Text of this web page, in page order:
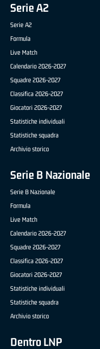
Serie A2
Serie A2
Formula
Live Match
Calendario 2026-2027
Squadre 2026-2027
Classifica 2026-2027
Giocatori 2026-2027
Statistiche individuali
Statistiche squadra
Archivio storico
Serie B Nazionale
Serie B Nazionale
Formula
Live Match
Calendario 2026-2027
Squadre 2026-2027
Classifica 2026-2027
Giocatori 2026-2027
Statistiche individuali
Statistiche squadra
Archivio storico
Dentro LNP